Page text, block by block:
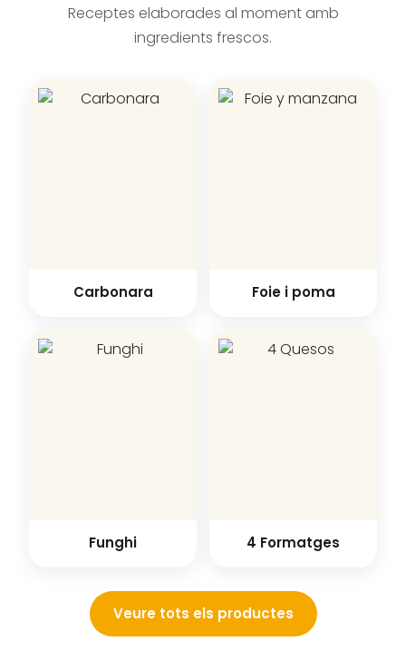
Receptes elaborades al moment amb
ingredients frescos.
Carbonara Foie i poma
Funghi 4 Formatges
Veure tots els productes